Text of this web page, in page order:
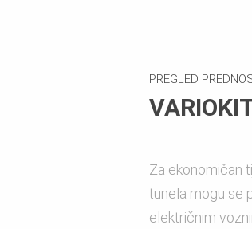
PREGLED
Za ekonomičan
tunela mogu se
električnim